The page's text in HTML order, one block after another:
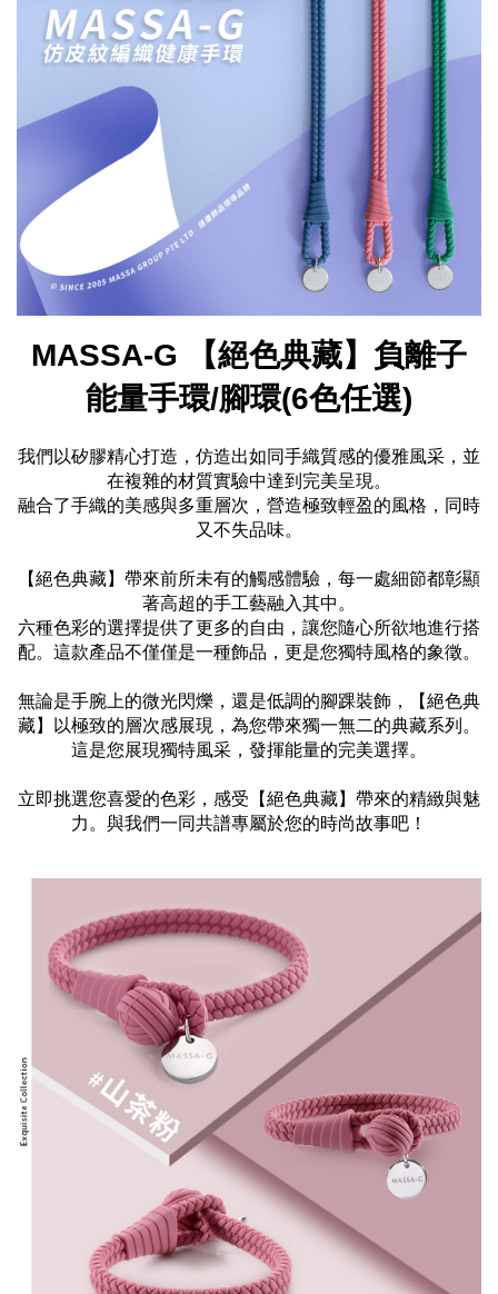
MASSA-G 【絕色典藏】負離子
能量手環/腳環(6色任選)
我們以矽膠精心打造，仿造出如同手織質感的優雅風采，並
在複雜的材質實驗中達到完美呈現。
融合了手織的美感與多重層次，營造極致輕盈的風格，同時
又不失品味。
【絕色典藏】帶來前所未有的觸感體驗，每一處細節都彰顯
著高超的手工藝融入其中。
六種色彩的選擇提供了更多的自由，讓您隨心所欲地進行搭
配。這款產品不僅僅是一種飾品，更是您獨特風格的象徵。
無論是手腕上的微光閃爍，還是低調的腳踝裝飾，【絕色典
藏】以極致的層次感展現，為您帶來獨一無二的典藏系列。
這是您展現獨特風采，發揮能量的完美選擇。
立即挑選您喜愛的色彩，感受【絕色典藏】帶來的精緻與魅
力。與我們一同共譜專屬於您的時尚故事吧！